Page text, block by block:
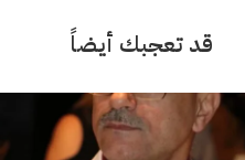
قد تعجبك أيضاً